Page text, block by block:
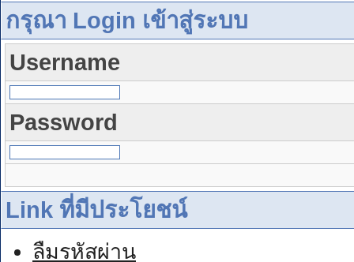
กรุณา Login เข้าสู่ระบบ
Username
Password
Link ที่มีประโยชน์
ลืมรหัสผ่าน